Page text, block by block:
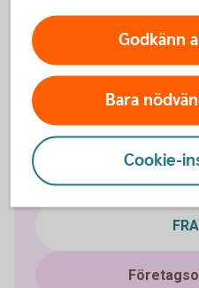
Ränteplaceringar
FRA
Godkänn
Bara
Cookie-